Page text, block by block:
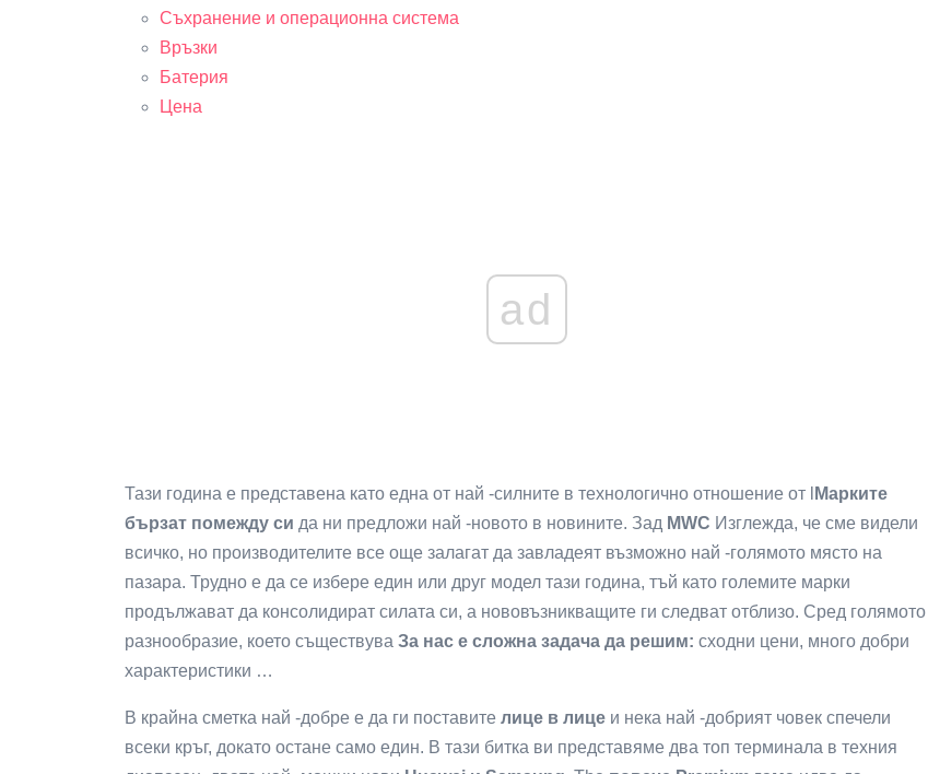
Съхранение и операционна система
Връзки
Батерия
Цена
ad
Тази година е представена като една от най -силните в технологично отношение от l
Марките
бързат помежду си да ни предложи най -новото в новините. Зад MWC Изглежда, че сме видели
всичко, но производителите все още залагат да завладеят възможно най -голямото място на
пазара. Трудно е да се избере един или друг модел тази година, тъй като големите марки
продължават да консолидират силата си, а нововъзникващите ги следват отблизо. Сред голямото
разнообразие, което съществува За нас е сложна задача да решим: сходни цени, много добри
характеристики …
В крайна сметка най -добре е да ги поставите лице в лице и нека най -добрият човек спечели
всеки кръг, докато остане само един. В тази битка ви представяме два топ терминала в техния